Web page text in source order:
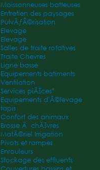
Moissonneuses batteuses
Entretien des paysages
PulvÃƒÂ©risation
Elevage
Elevage
Salles de traite rotatives
Traite Chevres
Ligne basse
Equipements batiments
Ventilation
Services piÃšces*
Equipements d'Ã©levage
tapis
Confort des animaux
Brosse Ã chÃšvres
MatÃ©riel Irrigation
Pivots et rampes
Enrouleurs
Stockage des effluents